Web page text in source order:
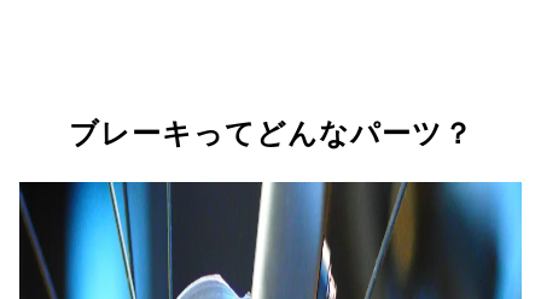
ブレーキってどんなパーツ？